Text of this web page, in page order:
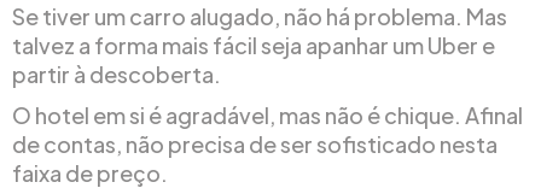
Se tiver um carro alugado, não há problema. Mas
talvez a forma mais fácil seja apanhar um Uber e
partir à descoberta.
O hotel em si é agradável, mas não é chique. Afinal
de contas, não precisa de ser sofisticado nesta
faixa de preço.